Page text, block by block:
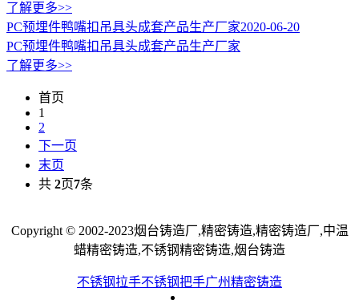
了解更多>>
PC预埋件鸭嘴扣吊具头成套产品生产厂家2020-06-20
PC预埋件鸭嘴扣吊具头成套产品生产厂家
了解更多>>
首页
1
2
下一页
末页
共 2页7条
Copyright © 2002-2023烟台铸造厂,精密铸造,精密铸造厂,中温
蜡精密铸造,不锈钢精密铸造,烟台铸造
不锈钢拉手不锈钢把手广州精密铸造